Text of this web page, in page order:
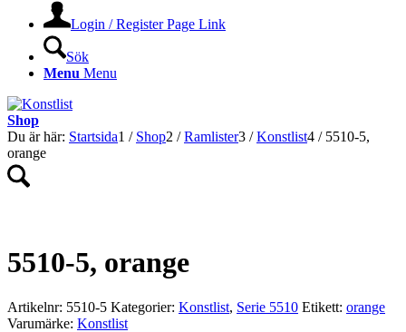
Login / Register Page Link
Sök
Menu Menu
Shop
Du är här: Startsida1 / Shop2 / Ramlister3 / Konstlist4 / 5510-5,
orange
5510-5, orange
Artikelnr: 5510-5 Kategorier: Konstlist, Serie 5510 Etikett: orange
Varumärke: Konstlist